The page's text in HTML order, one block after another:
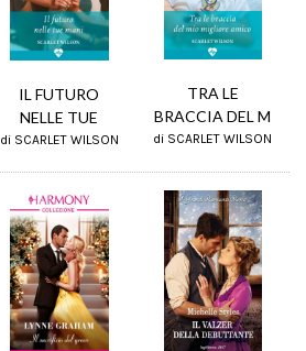
IL FUTURO
NELLE TUE
di SCARLET WILSON
TRA LE
BRACCIA DEL M
di SCARLET WILSON